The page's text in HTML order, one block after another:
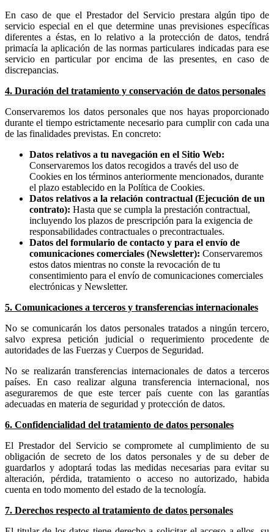
En caso de que el Prestador del Servicio prestara algún tipo de
servicio especial en el que determine unas previsiones específicas
diferentes a éstas, en lo relativo a la protección de datos, tendrá
primacía la aplicación de las normas particulares indicadas para ese
servicio en particular por encima de las presentes, en caso de
discrepancias.
4. Duración del tratamiento y conservación de datos personales
Conservaremos los datos personales que nos hayas proporcionado
durante el tiempo estrictamente necesario para cumplir con cada una
de las finalidades previstas. En concreto:
Datos relativos a tu navegación en el Sitio Web:
Conservaremos los datos recogidos a través del uso de
Cookies en los términos anteriormente mencionados, durante
el plazo establecido en la Política de Cookies.
Datos relativos a la relación contractual (Ejecución de un
contrato): Hasta que se cumpla la prestación contractual,
incluyendo los plazos de prescripción para la exigencia de
responsabilidades contractuales o precontractuales.
Datos del formulario de contacto y para el envío de
comunicaciones comerciales (Newsletter): Conservaremos
estos datos mientras no conste la revocación de tu
consentimiento para el envío de comunicaciones comerciales
electrónicas y Newsletter.
5. Comunicaciones a terceros y transferencias internacionales
No se comunicarán los datos personales tratados a ningún tercero,
salvo expresa petición judicial o requerimiento procedente de
autoridades de las Fuerzas y Cuerpos de Seguridad.
No se realizarán transferencias internacionales de datos a terceros
países. En caso realizar alguna transferencia internacional, nos
aseguraremos de que este tercer país cuente con las garantías
adecuadas en materia de seguridad y protección de datos.
6. Confidencialidad del tratamiento de datos personales
El Prestador del Servicio se compromete al cumplimiento de su
obligación de secreto de los datos personales y de su deber de
guardarlos y adoptará todas las medidas necesarias para evitar su
alteración, pérdida, tratamiento o acceso no autorizado, habida
cuenta en todo momento del estado de la tecnología.
7. Derechos respecto al tratamiento de datos personales